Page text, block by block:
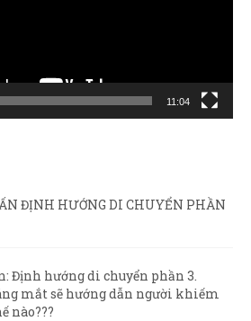
11:04
ĐỊNH HƯỚNG DI CHUYỂN PHẦN
Định hướng di chuyển phần 3.
mắt sẽ hướng dẫn người khiếm
nào???